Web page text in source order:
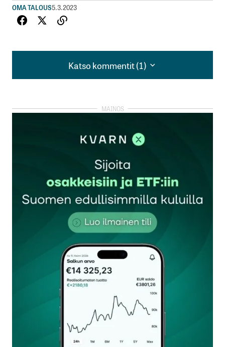
OMA TALOUS5.3.2023
Katso kommentit (1)
Katso kommentit (1)
kaksi päivässä? Näinkö sijoittajasta tulee
Vastaa
rekisteröityä
Sähköpostiosoitettasi ei julkaista.
Pakolliset
kentät on merkitty *